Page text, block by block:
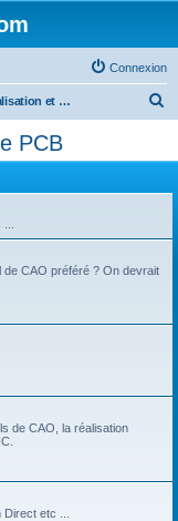
Connexion
CAO / Réalisation et montage de PCB
PCB
CAO préféré ? On devrait
de CAO, la réalisation
etc ...